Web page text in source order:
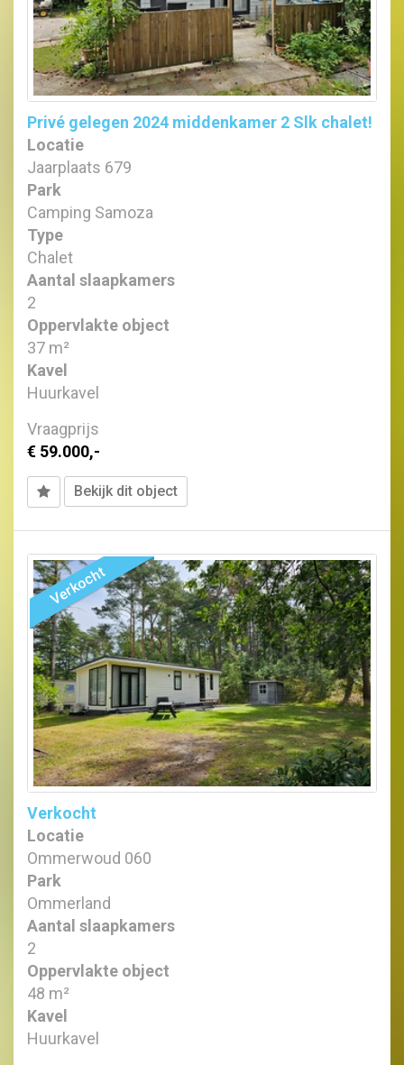
Privé gelegen 2024 middenkamer 2 Slk chalet!
Locatie
Jaarplaats 679
Park
Camping Samoza
Type
Chalet
Aantal slaapkamers
2
Oppervlakte object
37 m²
Kavel
Huurkavel
Vraagprijs
€ 59.000,-
Bekijk dit object
Verkocht
Locatie
Ommerwoud 060
Park
Ommerland
Aantal slaapkamers
2
Oppervlakte object
48 m²
Kavel
Huurkavel